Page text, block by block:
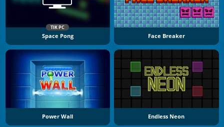
TIK PC
Space Pong Face Breaker
Power Wall Endless Neon